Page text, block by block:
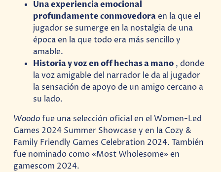
Una experiencia emocional
profundamente conmovedoraen la que el
jugador se sumerge en la nostalgia de una
época en la que todo era más sencillo y
amable.
Historia y voz en off hechas a mano , donde
la voz amigable del narrador le da al jugador
la sensación de apoyo de un amigo cercano a
su lado.
Woodofue una selección oficial en el Women-Led
Games 2024 Summer Showcase y en la Cozy &
Family Friendly Games Celebration 2024. También
fue nominado como «Most Wholesome» en
gamescom 2024.